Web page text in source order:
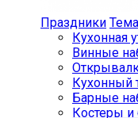
Праздники
Кухонная
Винные
Кухонный
Барные
Костеры и